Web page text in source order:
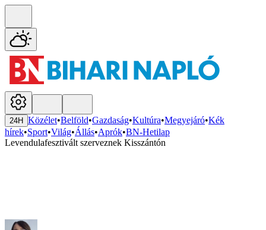
24H Közélet•Belföld•Gazdaság•Kultúra•Megyejáró•Kék
hírek•Sport•Világ•Állás•Aprók•BN-Hetilap
Levendulafesztivált szerveznek Kisszántón